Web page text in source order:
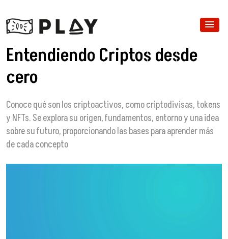
Entendiendo Criptos desde
cero
Conoce qué son los criptoactivos, como criptodivisas, tokens
y NFTs. Se explora su origen, fundamentos, entorno y una idea
sobre su futuro, proporcionando las bases para aprender más
de cada concepto